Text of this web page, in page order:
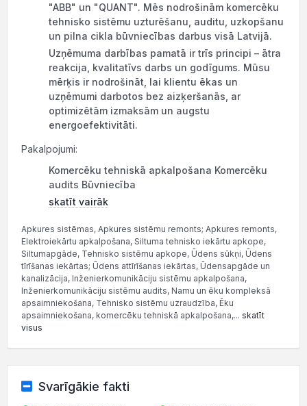
"ABB" un "QUANT". Mēs nodrošinām komercēku
tehnisko sistēmu uzturēšanu, auditu, uzkopšanu
un pilna cikla būvniecības darbus visā Latvijā.
Uzņēmuma darbības pamatā ir trīs principi – ātra
reakcija, kvalitatīvs darbs un godīgums. Mūsu
mērķis ir nodrošināt, lai klientu ēkas un
uzņēmumi darbotos bez aizķeršanās, ar
optimizētām izmaksām un augstu
energoefektivitāti.
Pakalpojumi:
Komercēku tehniskā apkalpošana Komercēku
audits Būvniecība
skatīt vairāk
Apkures sistēmas, Apkures sistēmu remonts; Apkures remonts,
Elektroiekārtu apkalpošana, Siltuma tehnisko iekārtu apkope,
Siltumapgāde, Tehnisko sistēmu apkope, Ūdens sūkņi, Ūdens
tīrīšanas iekārtas; Ūdens attīrīšanas iekārtas, Ūdensapgāde un
kanalizācija, Inženierkomunikāciju sistēmu apkalpošana,
Inženierkomunikāciju sistēmu audits, Namu un ēku kompleksā
apsaimniekošana, Tehnisko sistēmu uzraudzība, Ēku
apsaimniekošana, komercēku tehniskā apkalpošana,... skatīt
visus
Svarīgākie fakti